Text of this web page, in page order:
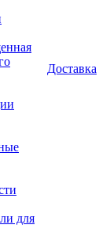
для
Доставка